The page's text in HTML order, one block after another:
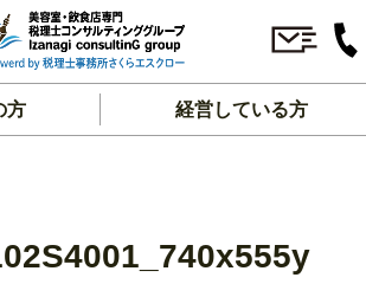
方 経営している方